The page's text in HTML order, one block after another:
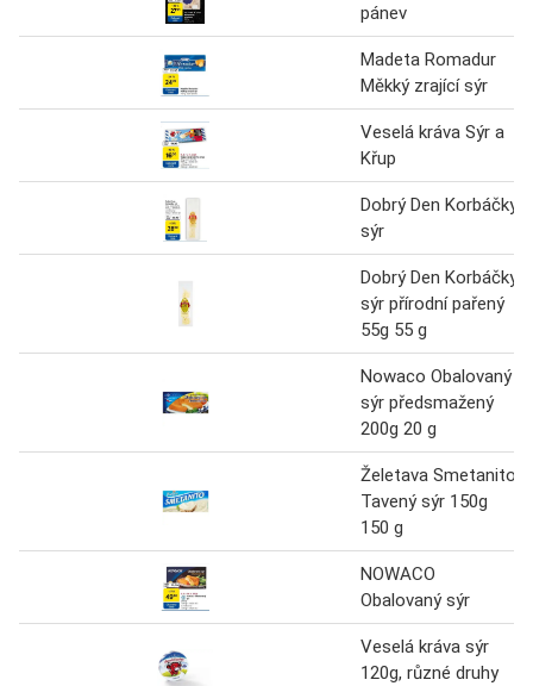
pánev
Madeta Romadur
Měkký zrající sýr
Veselá kráva Sýr a
Křup
Dobrý Den Korbáčky
sýr
Dobrý Den Korbáčky
sýr přírodní pařený
55g 55 g
Nowaco Obalovaný
sýr předsmažený
200g 20 g
Želetava Smetanito
Tavený sýr 150g
150 g
NOWACO
Obalovaný sýr
Veselá kráva sýr
120g, různé druhy